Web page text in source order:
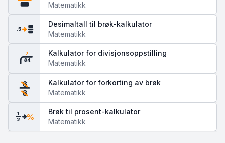
Matematikk
.5
Desimaltall til brøk-kalkulator
Matematikk
84
7
Kalkulator for divisjonsoppstilling
Matematikk
6
8
Kalkulator for forkorting av brøk
Matematikk
1
2 %
Brøk til prosent-kalkulator
Matematikk